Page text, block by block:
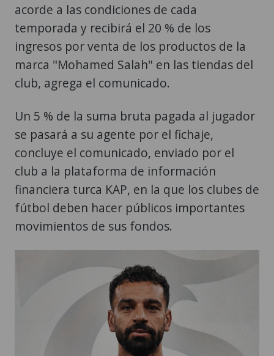
acorde a las condiciones de cada
temporada y recibirá el 20 % de los
ingresos por venta de los productos de la
marca "Mohamed Salah" en las tiendas del
club, agrega el comunicado.
Un 5 % de la suma bruta pagada al jugador
se pasará a su agente por el fichaje,
concluye el comunicado, enviado por el
club a la plataforma de información
financiera turca KAP, en la que los clubes de
fútbol deben hacer públicos importantes
movimientos de sus fondos.